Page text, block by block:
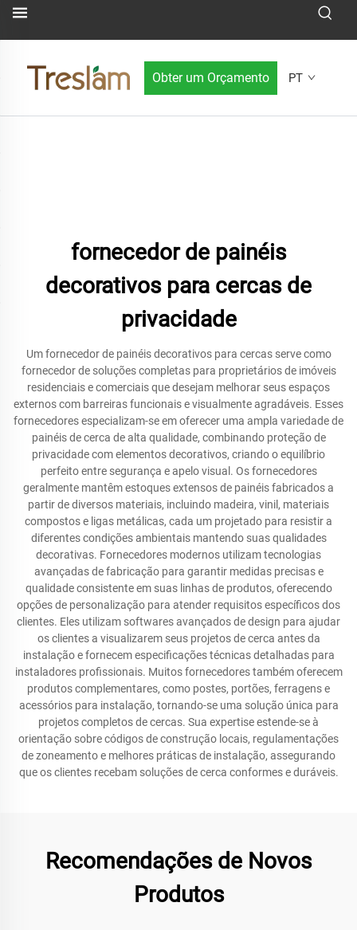
Obter um Orçamento PT
fornecedor de painéis
decorativos para cercas de
privacidade
Um fornecedor de painéis decorativos para cercas serve como
fornecedor de soluções completas para proprietários de imóveis
residenciais e comerciais que desejam melhorar seus espaços
externos com barreiras funcionais e visualmente agradáveis. Esses
fornecedores especializam-se em oferecer uma ampla variedade de
painéis de cerca de alta qualidade, combinando proteção de
privacidade com elementos decorativos, criando o equilíbrio
perfeito entre segurança e apelo visual. Os fornecedores
geralmente mantêm estoques extensos de painéis fabricados a
partir de diversos materiais, incluindo madeira, vinil, materiais
compostos e ligas metálicas, cada um projetado para resistir a
diferentes condições ambientais mantendo suas qualidades
decorativas. Fornecedores modernos utilizam tecnologias
avançadas de fabricação para garantir medidas precisas e
qualidade consistente em suas linhas de produtos, oferecendo
opções de personalização para atender requisitos específicos dos
clientes. Eles utilizam softwares avançados de design para ajudar
os clientes a visualizarem seus projetos de cerca antes da
instalação e fornecem especificações técnicas detalhadas para
instaladores profissionais. Muitos fornecedores também oferecem
produtos complementares, como postes, portões, ferragens e
acessórios para instalação, tornando-se uma solução única para
projetos completos de cercas. Sua expertise estende-se à
orientação sobre códigos de construção locais, regulamentações
de zoneamento e melhores práticas de instalação, assegurando
que os clientes recebam soluções de cerca conformes e duráveis.
Recomendações de Novos
Produtos